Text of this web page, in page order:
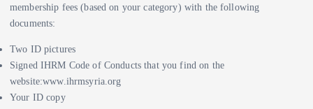
membership fees (based on your category) with the following
documents:
Two ID pictures
Signed IHRM Code of Conducts that you find on the
website:www.ihrmsyria.org
Your ID copy